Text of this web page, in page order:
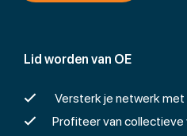
Lid worden van OE
Versterk je netwerk
Profiteer van collectieve